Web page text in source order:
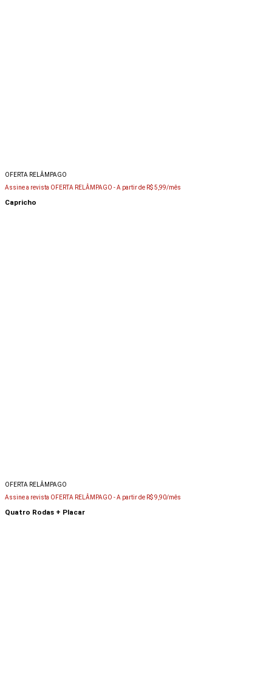
OFERTA RELÂMPAGO
Assine a revista OFERTA RELÂMPAGO -A partir de R$ 5,99/mês
Capricho
OFERTA RELÂMPAGO
Assine a revista OFERTA RELÂMPAGO -A partir de R$ 9,90/mês
Quatro Rodas + Placar